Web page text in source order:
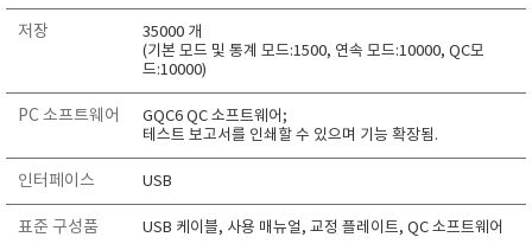
SHINYEI TECHNOLOGY
Showa sokki
SIMCO
Solarmeter®
SONIC CORPORATION
T&D
저장
35000 개
(기본 모드 및 통계 모드:1500, 연속 모드:10000, QC모
드:10000)
PC 소프트웨어
GQC6 QC 소프트웨어;
테스트 보고서를 인쇄할 수 있으며 기능 확장됨.
인터페이스 USB
표준 구성품 USB 케이블, 사용 매뉴얼, 교정 플레이트, QC 소프트웨어